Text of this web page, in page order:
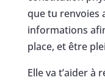
que tu renvoies
informations
place, et être
Elle va t’aider à